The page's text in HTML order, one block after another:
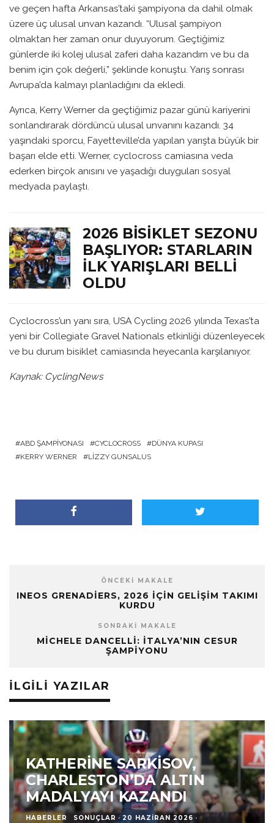
ve geçen hafta Arkansas’taki şampiyona da dahil olmak
üzere üç ulusal unvan kazandı. “Ulusal şampiyon
olmaktan her zaman onur duyuyorum. Geçtiğimiz
günlerde iki kolej ulusal zaferi daha kazandım ve bu da
benim için çok değerli,” şeklinde konuştu. Yarış sonrası
Avrupa’da kalmayı planladığını da ekledi.
Ayrıca, Kerry Werner da geçtiğimiz pazar günü kariyerini
sonlandırarak dördüncü ulusal unvanını kazandı. 34
yaşındaki sporcu, Fayetteville’da yapılan yarışta büyük bir
başarı elde etti. Werner, cyclocross camiasına veda
ederken birçok anısını ve yaşadığı duyguları sosyal
medyada paylaştı.
2026 BISIKLET SEZONU
BAŞLIYOR: STARLARIN
İLK YARIŞLARI BELLI
OLDU
Cyclocross’un yanı sıra, USA Cycling 2026 yılında Texas’ta
yeni bir Collegiate Gravel Nationals etkinliği düzenleyecek
ve bu durum bisiklet camiasında heyecanla karşılanıyor.
Kaynak: CyclingNews
ABD ŞAMPIYONASI CYCLOCROSS
DÜNYA KUPASI
KERRY WERNER
LIZZY GUNSALUS
ÖNCEKI MAKALE
INEOS GRENADIERS, 2026 IÇIN GELIŞIM TAKIMI
KURDU
SONRAKI MAKALE
MICHELE DANCELLI: İTALYA’NIN CESUR
ŞAMPIYONU
İLGILI YAZILAR
KATHERINE SARKISOV,
CHARLESTON’DA ALTIN
MADALYAYI KAZANDI
HABERLER SONUÇLAR · 20 HAZIRAN 2026 ·